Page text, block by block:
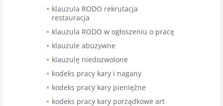
klauzula RODO rekrutacja
restauracja
klauzula RODO w ogłoszeniu o pracę
klauzule abuzywne
klauzulę niedozwolone
kodeks pracy kary i nagany
kodeks pracy kary pieniężne
kodeks pracy kary porządkowe art